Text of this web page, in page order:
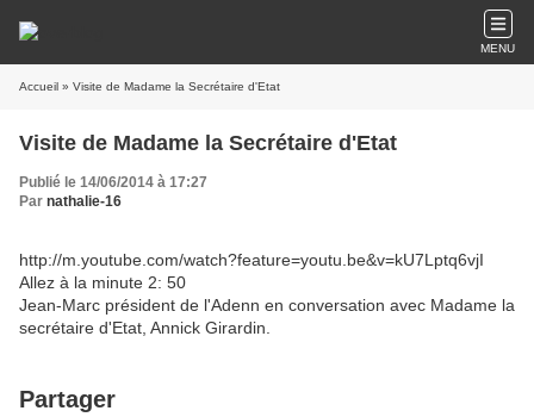
MENU
Accueil » Visite de Madame la Secrétaire d'Etat
Visite de Madame la Secrétaire d'Etat
Publié le 14/06/2014 à 17:27
Par nathalie-16
http://m.youtube.com/watch?feature=youtu.be&v=kU7Lptq6vjI
Allez à la minute 2: 50
Jean-Marc président de l'Adenn en conversation avec Madame la
secrétaire d'Etat, Annick Girardin.
Partager